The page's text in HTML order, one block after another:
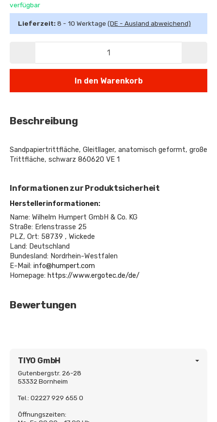
verfügbar
Lieferzeit: 8 - 10 Werktage (DE - Ausland abweichend)
In den Warenkorb
Beschreibung
Sandpapiertrittfläche, Gleitllager, anatomisch geformt, große
Trittfläche, schwarz 860620 VE 1
Informationen zur Produktsicherheit
Herstellerinformationen:
Name: Wilhelm Humpert GmbH & Co. KG
Straße: Erlenstrasse 25
PLZ, Ort: 58739 , Wickede
Land: Deutschland
Bundesland: Nordrhein-Westfalen
E-Mail: info@humpert.com
Homepage: https://www.ergotec.de/de/
Bewertungen
TIYO GmbH
Gutenbergstr. 26-28
53332 Bornheim
Tel.: 02227 929 655 0
Öffnungszeiten: